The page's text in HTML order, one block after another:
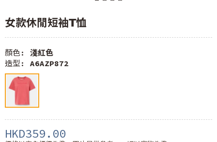
女款休閒短袖T恤
顏色: 淺紅色
造型: A6AZP872
HKD359.00